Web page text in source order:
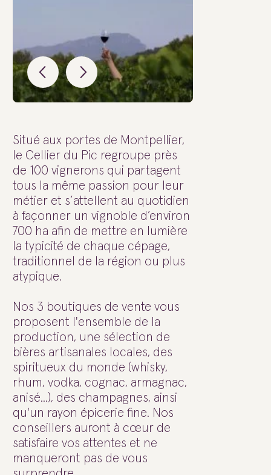
Situé aux portes de Montpellier,
le Cellier du Pic regroupe près
de 100 vignerons qui partagent
tous la même passion pour leur
métier et s’attellent au quotidien
à façonner un vignoble d’environ
700 ha afin de mettre en lumière
la typicité de chaque cépage,
traditionnel de la région ou plus
atypique.
Nos 3 boutiques de vente vous
proposent l'ensemble de la
production, une sélection de
bières artisanales locales, des
spiritueux du monde (whisky,
rhum, vodka, cognac, armagnac,
anisé...), des champagnes, ainsi
qu'un rayon épicerie fine. Nos
conseillers auront à cœur de
satisfaire vos attentes et ne
manqueront pas de vous